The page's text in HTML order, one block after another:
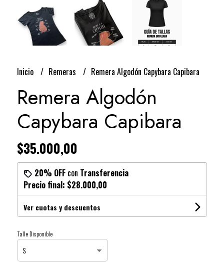
Inicio Remeras Remera Algodón Capybara Capibara
Remera Algodón
Capybara Capibara
$35.000,00
20% OFFcon Transferencia
Precio final: $28.000,00
Ver cuotas y descuentos
Talle Disponible